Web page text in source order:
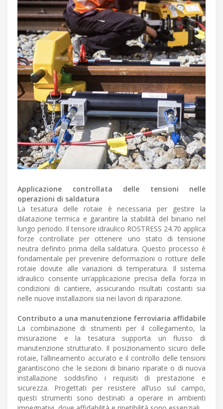
Applicazione controllata delle tensioni nelle
operazioni di saldatura
La tesatura delle rotaie è necessaria per gestire la
dilatazione termica e garantire la stabilità del binario nel
lungo periodo. Il tensore idraulico ROSTRESS 24.70 applica
forze controllate per ottenere uno stato di tensione
neutra definito prima della saldatura. Questo processo è
fondamentale per prevenire deformazioni o rotture delle
rotaie dovute alle variazioni di temperatura. Il sistema
idraulico consente un’applicazione precisa della forza in
condizioni di cantiere, assicurando risultati costanti sia
nelle nuove installazioni sia nei lavori di riparazione.
Contributo a una manutenzione ferroviaria affidabile
La combinazione di strumenti per il collegamento, la
misurazione e la tesatura supporta un flusso di
manutenzione strutturato. Il posizionamento sicuro delle
rotaie, l’allineamento accurato e il controllo delle tensioni
garantiscono che le sezioni di binario riparate o di nuova
installazione soddisfino i requisiti di prestazione e
sicurezza. Progettati per resistere all’uso sul campo,
questi strumenti sono destinati a operare in ambienti